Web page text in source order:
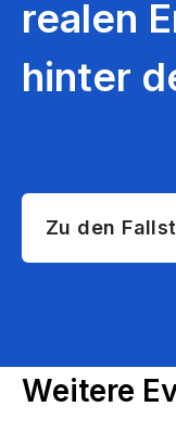
realen
hinter
Zu den
Weitere